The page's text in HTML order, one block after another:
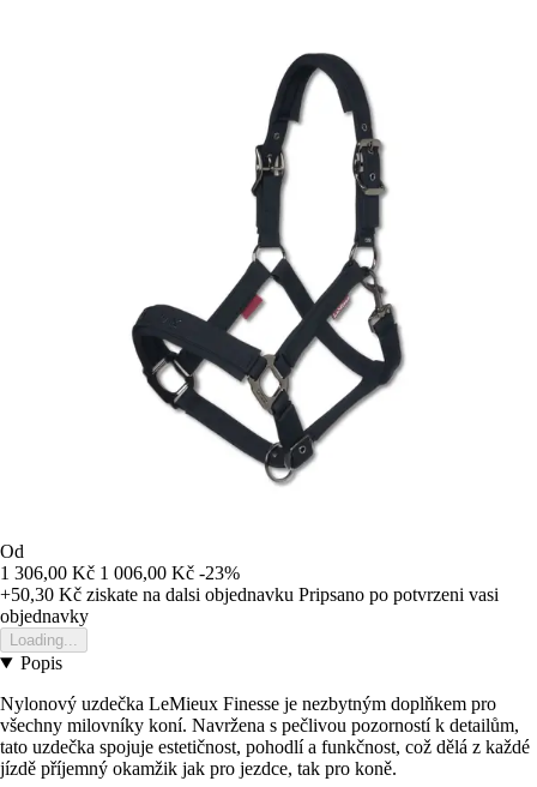
Od
1 306,00 Kč 1 006,00 Kč -23%
+50,30 Kč ziskate na dalsi objednavku Pripsano po potvrzeni vasi
objednavky
Loading...
Popis
Nylonový uzdečka LeMieux Finesse je nezbytným doplňkem pro
všechny milovníky koní. Navržena s pečlivou pozorností k detailům,
tato uzdečka spojuje estetičnost, pohodlí a funkčnost, což dělá z každé
jízdě příjemný okamžik jak pro jezdce, tak pro koně.